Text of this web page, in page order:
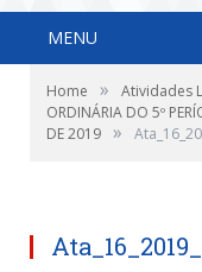
MENU
Home » Atividades
ORDINÁRIA DO 5º
DE 2019 »